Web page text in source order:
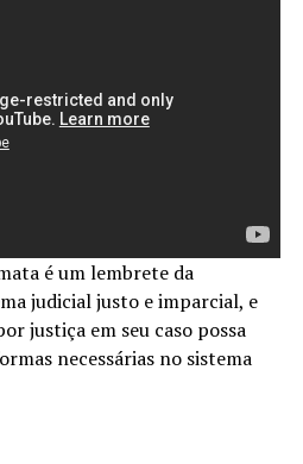
é um lembrete da
judicial justo e imparcial, e
justiça em seu caso possa
necessárias no sistema